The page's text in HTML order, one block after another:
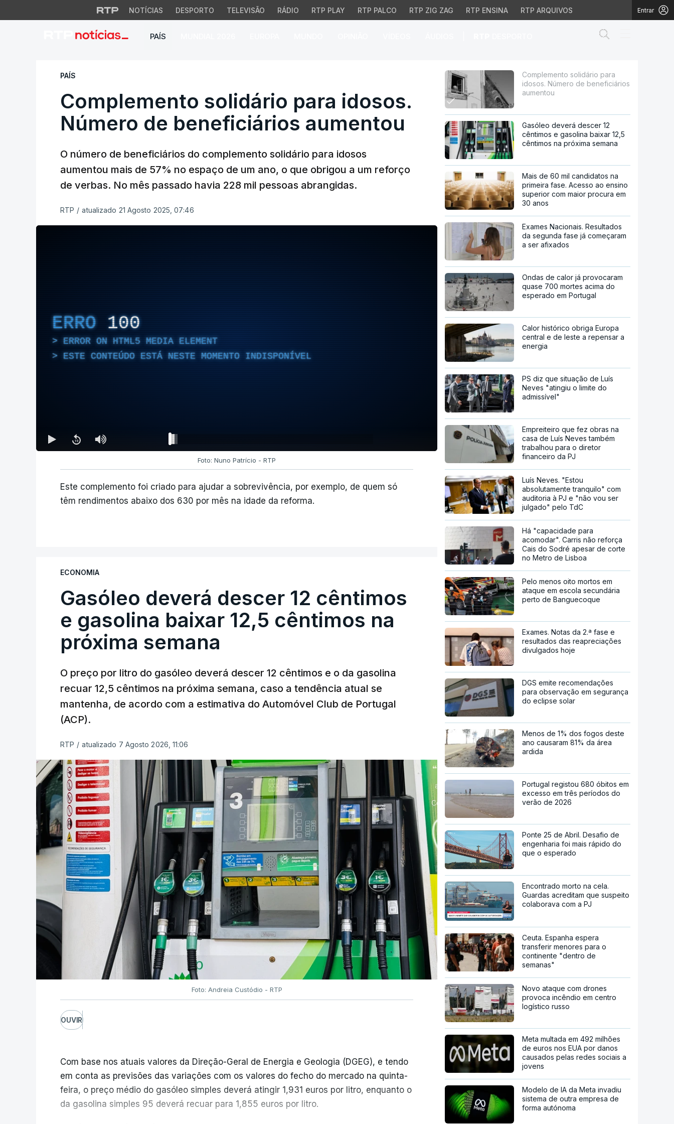
NOTÍCIAS DESPORTO TELEVISÃO RÁDIO RTP PLAY RTP PALCO RTP ZIG ZAG RTP ENSINA RTP ARQUIVOS Entrar
PAÍS
Complemento solidário para idosos. Número de beneficiários
PAÍS
Complemento solidário para idosos.
Número de beneficiários aumentou
O número de beneficiários do complemento solidário para idosos
aumentou mais de 57% no espaço de um ano, o que obrigou a um reforço
de verbas. No mês passado havia 228 mil pessoas abrangidas.
RTP / atualizado 21 Agosto 2025, 07:46
ERRO 100
ERROR ON HTML5 MEDIA ELEMENT
ESTE CONTEÚDO ESTÁ NESTE MOMENTO INDISPONÍVEL
Foto: Nuno Patrício - RTP
Este complemento foi criado para ajudar a sobrevivência, por exemplo, de quem só
têm rendimentos abaixo dos 630 por mês na idade da reforma.
ECONOMIA
Gasóleo deverá descer 12 cêntimos
e gasolina baixar 12,5 cêntimos na
próxima semana
O preço por litro do gasóleo deverá descer 12 cêntimos e o da gasolina
recuar 12,5 cêntimos na próxima semana, caso a tendência atual se
mantenha, de acordo com a estimativa do Automóvel Club de Portugal
(ACP).
RTP / atualizado 7 Agosto 2026, 11:06
Foto: Andreia Custódio - RTP
OUVIR
Com base nos atuais valores da Direção-Geral de Energia e Geologia (DGEG), e tendo
em conta as previsões das variações com os valores do fecho do mercado na quinta-
feira, o preço médio do gasóleo simples deverá atingir 1,931 euros por litro, enquanto o
da gasolina simples 95 deverá recuar para 1,855 euros por litro.
Complemento solidário para
idosos. Número de beneficiários
aumentou
Gasóleo deverá descer 12
cêntimos e gasolina baixar 12,5
cêntimos na próxima semana
Mais de 60 mil candidatos na
primeira fase. Acesso ao ensino
superior com maior procura em
30 anos
Exames Nacionais. Resultados
da segunda fase já começaram
a ser afixados
Ondas de calor já provocaram
quase 700 mortes acima do
esperado em Portugal
Calor histórico obriga Europa
central e de leste a repensar a
energia
PS diz que situação de Luís
Neves "atingiu o limite do
admissível"
Empreiteiro que fez obras na
casa de Luís Neves também
trabalhou para o diretor
financeiro da PJ
Luís Neves. "Estou
absolutamente tranquilo" com
auditoria à PJ e "não vou ser
julgado" pelo TdC
Há "capacidade para
acomodar". Carris não reforça
Cais do Sodré apesar de corte
no Metro de Lisboa
Pelo menos oito mortos em
ataque em escola secundária
perto de Banguecoque
Exames. Notas da 2.ª fase e
resultados das reapreciações
divulgados hoje
DGS emite recomendações
para observação em segurança
do eclipse solar
Menos de 1% dos fogos deste
ano causaram 81% da área
ardida
Portugal registou 680 óbitos em
excesso em três períodos do
verão de 2026
Ponte 25 de Abril. Desafio de
engenharia foi mais rápido do
que o esperado
Encontrado morto na cela.
Guardas acreditam que suspeito
colaborava com a PJ
Ceuta. Espanha espera
transferir menores para o
continente "dentro de
semanas"
Novo ataque com drones
provoca incêndio em centro
logístico russo
Meta multada em 492 milhões
de euros nos EUA por danos
causados pelas redes sociais a
jovens
Modelo de IA da Meta invadiu
sistema de outra empresa de
forma autónoma